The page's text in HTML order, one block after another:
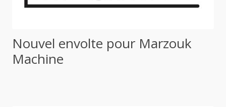
Nouvel envolte pour Marzouk
Machine